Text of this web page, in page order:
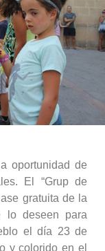
oportunidad de
El “Grup de
gratuita de la
lo deseen para
el día 23 de
y colorido en el